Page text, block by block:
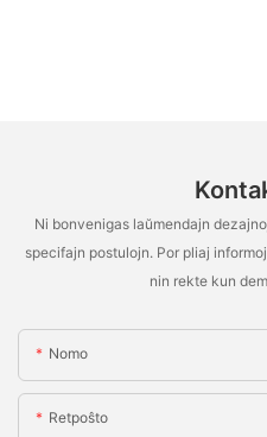
Ni bonvenigas laŭmendajn
specifajn postulojn. Por pliaj
nin rekte kun
Nomo
Retpoŝto